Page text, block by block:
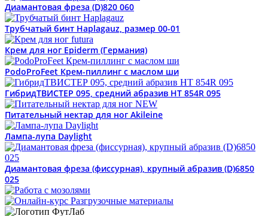
Диамантовая фреза (D)820 060
Трубчатый бинт Haplagauz, размер 00-01
Крем для ног Epiderm (Германия)
PodoProFeet Крем-пиллинг с маслом ши
ГибридТВИСТЕР 095, средний абразив HT 854R 095
Питательный нектар для ног Akileine
Лампа-лупа Daylight
Диамантовая фреза (фиссурная), крупный абразив (D)6850
025